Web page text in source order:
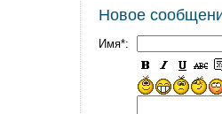
Новое
Имя*: